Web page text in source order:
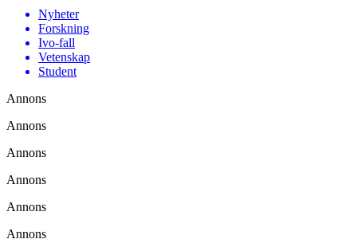
Nyheter
Forskning
Ivo-fall
Vetenskap
Student
Annons
Annons
Annons
Annons
Annons
Annons